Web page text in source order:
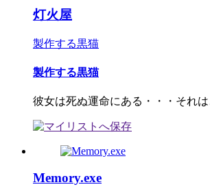
灯火屋
製作する黒猫
製作する黒猫
彼女は死ぬ運命にある・・・それ
Memory.exe